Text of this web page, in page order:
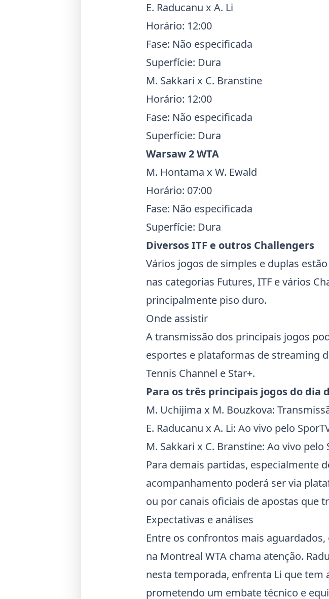
E. Raducanu x A. Li
Horário: 12:00
Fase: Não especificada
Superfície: Dura
M. Sakkari x C. Branstine
Horário: 12:00
Fase: Não especificada
Superfície: Dura
Warsaw 2 WTA
M. Hontama x W. Ewald
Horário: 07:00
Fase: Não especificada
Superfície: Dura
DiversosITF e outros Challengers
Vários jogos de simples e duplas
nas categorias Futures, ITF e vários
principalmente piso duro.
Onde assistir
A transmissão dos principais jogos
esportes e plataformas de streaming
Tennis Channel e Star+.
Para os três principais jogos do dia
M. Uchijima x M. Bouzkova:
E. Raducanu x A. Li: Ao vivo pelo
M. Sakkari x C. Branstine: Ao vivo pelo
Para demais partidas, especialmente
acompanhamento poderá ser via
ou por canais oficiais de apostas que
Expectativas e análises
Entre os confrontos mais
na Montreal WTA chama atenção.
nesta temporada, enfrenta Li que tem
prometendo um embate técnico e